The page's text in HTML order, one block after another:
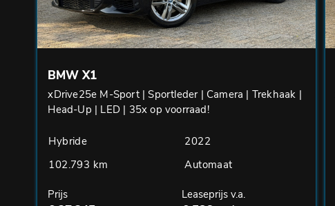
BMW X1
xDrive25e M-Sport | Sportleder | Camera | Trekhaak |
Head-Up | LED | 35x op voorraad!
Hybride
2022
102.793 km
Automaat
Prijs Leaseprijs v.a.